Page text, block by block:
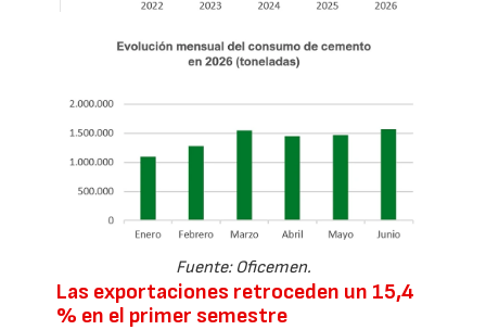
Fuente: Oficemen.
Las exportaciones retroceden un 15,4
% en el primer semestre